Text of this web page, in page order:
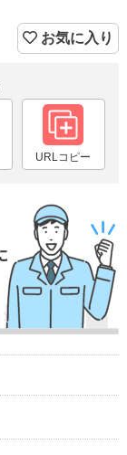
お気に入り
URLコピー